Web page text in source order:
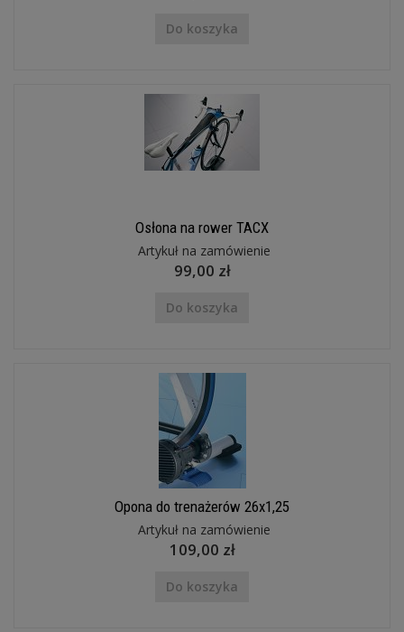
Do koszyka
Osłona na rower TACX
Artykuł na zamówienie
99,00 zł
Do koszyka
Opona do trenażerów 26x1,25
Artykuł na zamówienie
109,00 zł
Do koszyka